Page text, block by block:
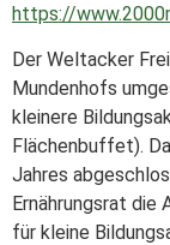
https://
Der Weltacker
Mundenhofs
kleinere
Flächenbuffet).
Jahres
Ernährungsrat die
für kleine